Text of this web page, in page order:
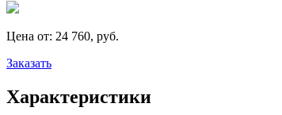
Цена от: 24 760, руб.
Заказать
Характеристики